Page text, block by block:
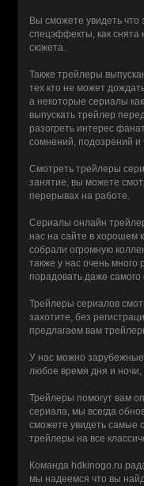
Вы сможете увидеть что
спецэффекты, как снята
сюжета.
Также трейлеры
тех кто не может
а некоторые сериалы
выпускать трейлер
разогреть интерес
сомнений, подозрений и
Смотреть трейлеры
занятие, вы можете
перерывах на работе.
Сериалы онлайн
нас на сайте в хорошем
собрали огромную
также у нас очень много
порадовать даже самого
Трейлеры сериалов
захотите, без
предлагаем вам
У нас можно
любое время дня и ночи,
Трейлеры помогут вам
сериала, мы всегда
сможете увидеть самые
трейлеры на все
Команда hdkinogo.ru
мы надеемся что вы